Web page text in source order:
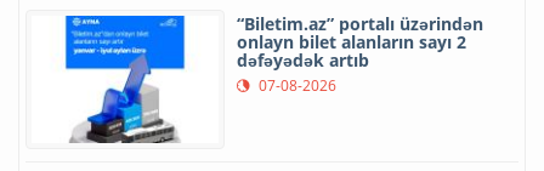
“Biletim.az” portalı üzərindən
onlayn bilet alanların sayı 2
dəfəyədək artıb
07-08-2026